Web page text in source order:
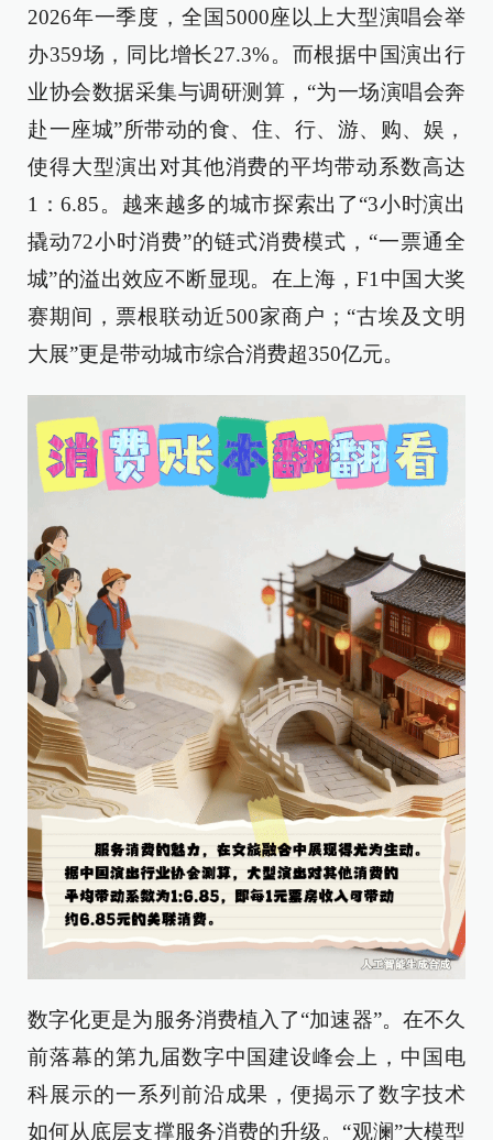
2026年一季度，全国5000座以上大型演唱会举
办359场，同比增长27.3%。而根据中国演出行
业协会数据采集与调研测算，“为一场演唱会奔
赴一座城”所带动的食、住、行、游、购、娱，
使得大型演出对其他消费的平均带动系数高达
1：6.85。越来越多的城市探索出了“3小时演出
撬动72小时消费”的链式消费模式，“一票通全
城”的溢出效应不断显现。在上海，F1中国大奖
赛期间，票根联动近500家商户；“古埃及文明
大展”更是带动城市综合消费超350亿元。
数字化更是为服务消费植入了“加速器”。在不久
前落幕的第九届数字中国建设峰会上，中国电
科展示的一系列前沿成果，便揭示了数字技术
如何从底层支撑服务消费的升级。“观澜”大模型